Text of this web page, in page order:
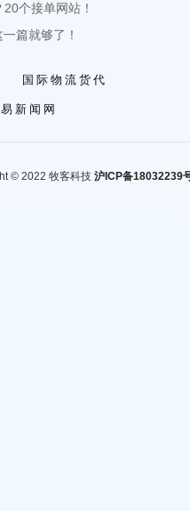
个接单网站！
篇就够了！
国际物流货代
新闻网
© 2022 牧客科技 沪ICP备18032239